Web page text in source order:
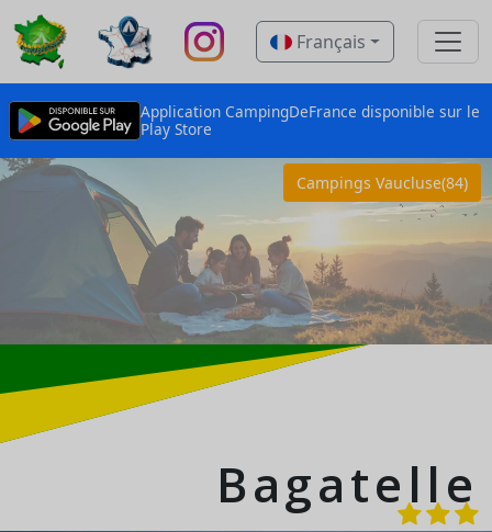
Français
Application CampingDeFrance disponible sur le
Play Store
Campings Vaucluse(84)
Bagatelle